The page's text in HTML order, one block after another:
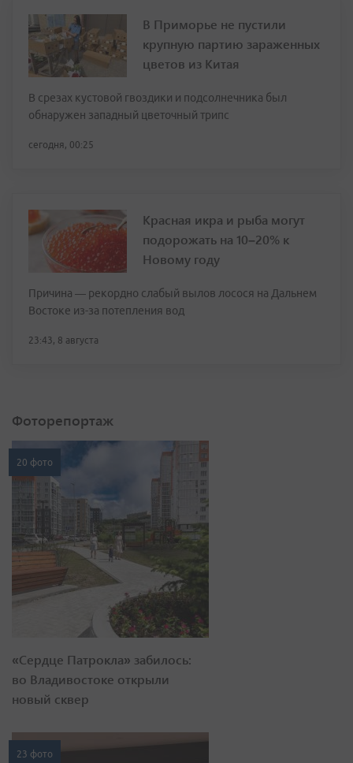
В Приморье не пустили
крупную партию зараженных
цветов из Китая
В срезах кустовой гвоздики и подсолнечника был
обнаружен западный цветочный трипс
сегодня, 00:25
Красная икра и рыба могут
подорожать на 10–20% к
Новому году
Причина — рекордно слабый вылов лосося на Дальнем
Востоке из-за потепления вод
23:43, 8 августа
Фоторепортаж
20 фото
«Сердце Патрокла» забилось:
во Владивостоке открыли
новый сквер
23 фото